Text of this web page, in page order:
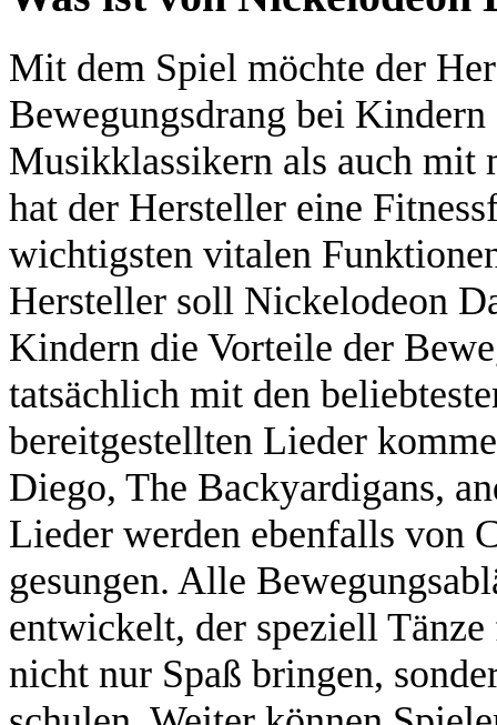
Mit dem Spiel möchte der
Bewegungsdrang bei
Musikklassikern als auch mit
hat der Hersteller eine
wichtigsten vitalen
Hersteller soll Nickelodeon
Kindern die Vorteile der
tatsächlich mit den
bereitgestellten Lieder
Diego, The Backyardigans,
Lieder werden ebenfalls von
gesungen. Alle
entwickelt, der speziell
nicht nur Spaß bringen,